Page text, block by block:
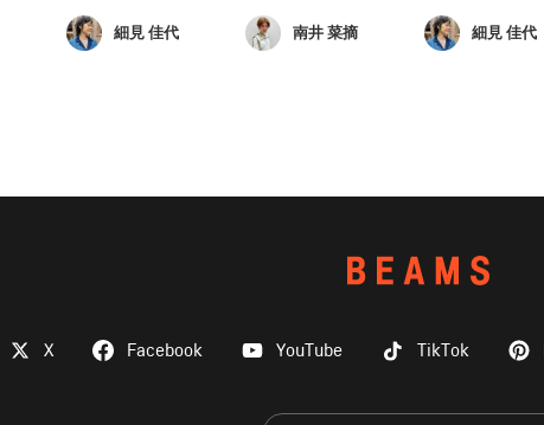
細見 佳代 南井 菜摘 細見 佳代
X Facebook YouTube TikTok